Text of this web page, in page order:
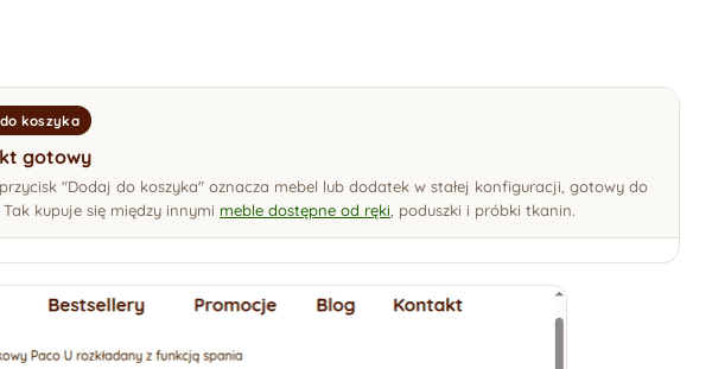
koszyka
gotowy
przycisk "Dodaj do koszyka" oznacza mebel lub dodatek w stałej konfiguracji, gotowy do
Tak kupuje się między innymi meble dostępne od ręki , poduszki i próbki tkanin.